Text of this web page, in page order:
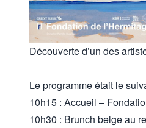
Découverte d’un des
Le programme était le
10h15 : Accueil –
10h30 : Brunch belge au